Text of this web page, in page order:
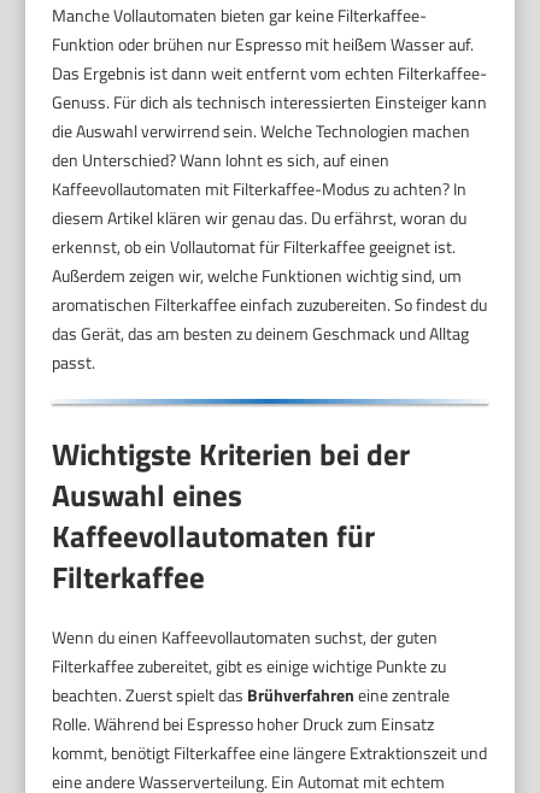
Manche Vollautomaten bieten gar keine Filterkaffee-
Funktion oder brühen nur Espresso mit heißem Wasser auf.
Das Ergebnis ist dann weit entfernt vom echten Filterkaffee-
Genuss. Für dich als technisch interessierten Einsteiger kann
die Auswahl verwirrend sein. Welche Technologien machen
den Unterschied? Wann lohnt es sich, auf einen
Kaffeevollautomaten mit Filterkaffee-Modus zu achten? In
diesem Artikel klären wir genau das. Du erfährst, woran du
erkennst, ob ein Vollautomat für Filterkaffee geeignet ist.
Außerdem zeigen wir, welche Funktionen wichtig sind, um
aromatischen Filterkaffee einfach zuzubereiten. So findest du
das Gerät, das am besten zu deinem Geschmack und Alltag
passt.
Wichtigste Kriterien bei der
Auswahl eines
Kaffeevollautomaten für
Filterkaffee
Wenn du einen Kaffeevollautomaten suchst, der guten
Filterkaffee zubereitet, gibt es einige wichtige Punkte zu
beachten. Zuerst spielt das Brühverfahreneine zentrale
Rolle. Während bei Espresso hoher Druck zum Einsatz
kommt, benötigt Filterkaffee eine längere Extraktionszeit und
eine andere Wasserverteilung. Ein Automat mit echtem